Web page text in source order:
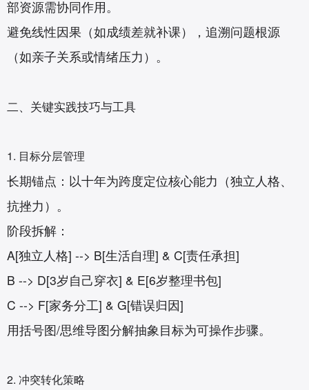
部资源需协同作用。
避免线性因果（如成绩差就补课），追溯问题根源
（如亲子关系或情绪压力）。
二、关键实践技巧与工具‌
1. 目标分层管理‌
长期锚点‌：以十年为跨度定位核心能力（独立人格、
抗挫力）。
阶段拆解‌：
A[独立人格] --> B[生活自理] & C[责任承担]
B --> D[3岁自己穿衣] & E[6岁整理书包]
C --> F[家务分工] & G[错误归因]
用括号图/思维导图分解抽象目标为可操作步骤。
2. 冲突转化策略‌